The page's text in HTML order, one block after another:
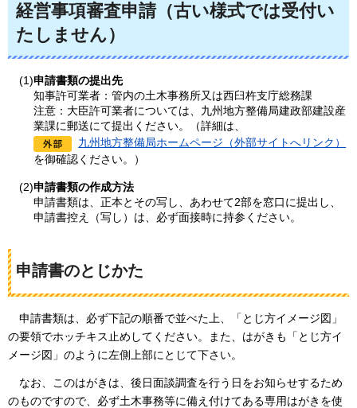
経営事項審査申請（古い様式では受付い
たしません）
(1)申請書類の提出先
知事許可業者：管内の土木事務所又は西臼杵支庁総務課
注意：大臣許可業者については、九州地方整備局建政部建設産
業課に郵送にて提出ください。（詳細は、
九州地方整備局ホームページ（外部サイトへリンク）
を御確認ください。）
(2)申請書類の作成方法
申請書類は、正本とその写し、あわせて2部を窓口に提出し、
申請書控え（写し）は、必ず面接時に持参ください。
申請書のとじかた
申請書類は、必ず下記の順番で並べた上、「とじ方イメージ図」
の要領でホッチキス止めしてください。また、はがきも「とじ方イ
メージ図」のように左側上部にとじて下さい。
なお、このはがきは、後日面談調査を行う日をお知らせするため
のものですので、必ず土木事務等に備え付けてある専用はがきを使